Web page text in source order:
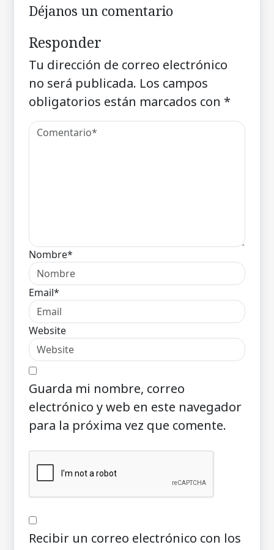
Déjanos un comentario
Responder
Tu dirección de correo electrónico
no será publicada. Los campos
obligatorios están marcados con *
Nombre*
Email*
Website
Guarda mi nombre, correo
electrónico y web en este navegador
para la próxima vez que comente.
Recibir un correo electrónico con los